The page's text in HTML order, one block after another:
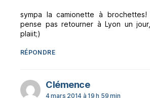
sympa la camionette à
pense pas retourner à Lyon un
plaiit;)
RÉPONDRE
Clémencedit :
4 mars 2014 à 19 h 59 min